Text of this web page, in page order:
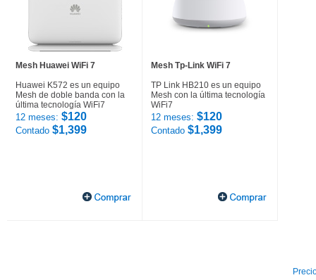
Mesh Huawei WiFi 7
Huawei K572 es un equipo
Mesh de doble banda con la
última tecnología WiFi7
12 meses: $120
Contado $1,399
Mesh Tp-Link WiFi 7
TP Link HB210 es un equipo
Mesh con la última tecnología
WiFi7
12 meses: $120
Contado $1,399